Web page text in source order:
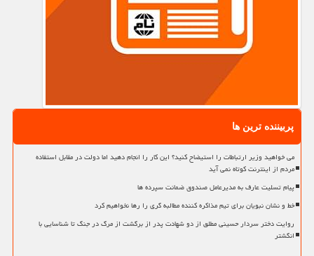
پربیننده ترین ها
می خواهید وزیر ارتباطات را استیضاح کنید؟ این کار را انجام دهید اما دولت در مقابل استفاده
مردم از اینترنت کوتاه نمی آید
پیام تسلیت عارف به مدیرعامل صندوق ضمانت سپرده ها
خط و نشان نبویان برای تیم مذاکره کننده مطالبه گری را رها نخواهیم کرد
روایت دختر سردار حسینی مطلق از دو شهادت پدر از برگشت از مرگ در جنگ تا شناسایی با
انگشتر